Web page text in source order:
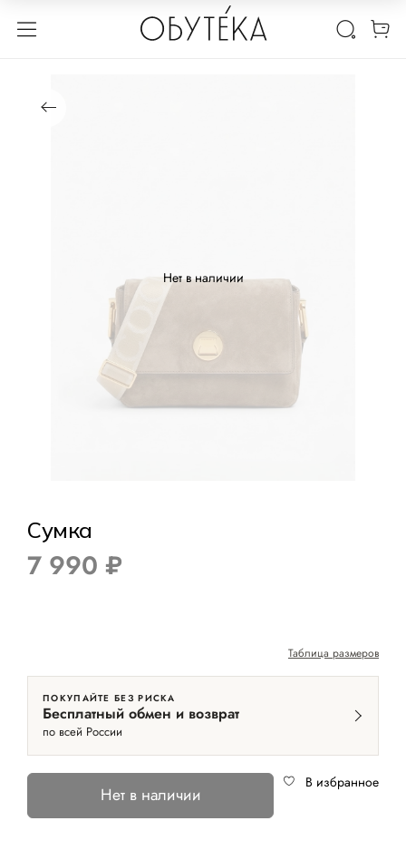
Нет в наличии
Сумка
7 990 ₽
Таблица размеров
ПОКУПАЙТЕ БЕЗ РИСКА
Бесплатный обмен и возврат
по всей России
Нет в наличии
В избранное